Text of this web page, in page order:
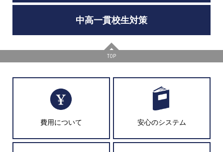
中高一貫校生対策
TOP
費用について 安心のシステム